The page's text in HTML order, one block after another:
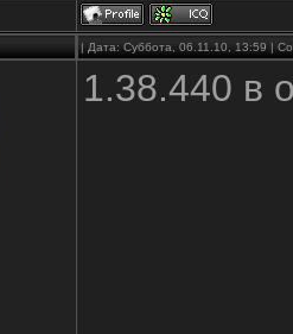
| Дата: Суббота, 06.11.10, 13:59 |
1.38.440 в